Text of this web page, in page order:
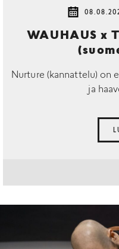
WAUHAUS x
Nurture (kannattelu) on
ja